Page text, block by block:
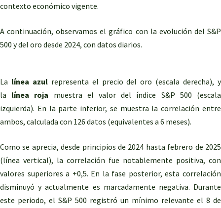
contexto económico vigente.
A continuación, observamos el gráfico con la evolución del S&P
500 y del oro desde 2024, con datos diarios.
La línea azulrepresenta el precio del oro (escala derecha), y
la línea roja muestra el valor del índice S&P 500 (escala
izquierda). En la parte inferior, se muestra la correlación entre
ambos, calculada con 126 datos (equivalentes a 6 meses).
Como se aprecia, desde principios de 2024 hasta febrero de 2025
(línea vertical), la correlación fue notablemente positiva, con
valores superiores a +0,5. En la fase posterior, esta correlación
disminuyó y actualmente es marcadamente negativa. Durante
este periodo, el S&P 500 registró un mínimo relevante el 8 de